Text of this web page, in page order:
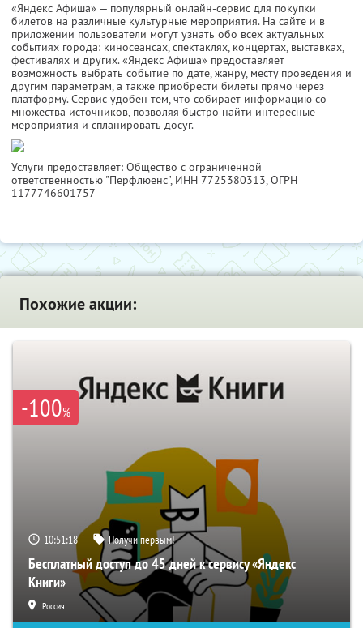
«Яндекс Афиша» — популярный онлайн-сервис для покупки
билетов на различные культурные мероприятия. На сайте и в
приложении пользователи могут узнать обо всех актуальных
событиях города: киносеансах, спектаклях, концертах, выставках,
фестивалях и других. «Яндекс Афиша» предоставляет
возможность выбрать событие по дате, жанру, месту проведения и
другим параметрам, а также приобрести билеты прямо через
платформу. Сервис удобен тем, что собирает информацию со
множества источников, позволяя быстро найти интересные
мероприятия и спланировать досуг.
Услуги предоставляет: Общество с ограниченной
ответственностью "Перфлюенс", ИНН 7725380313, ОГРН
1177746601757
Похожие акции:
-100%
10:51:17 Получи первым!
Бесплатный доступ до 45 дней к сервису «Яндекс
Книги»
Россия